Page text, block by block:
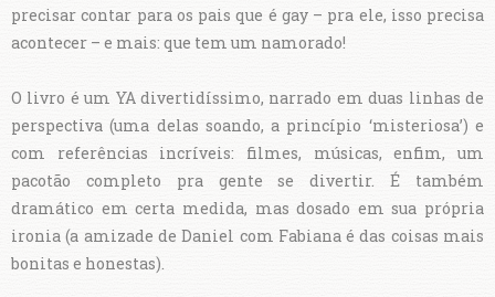
precisar contar para os pais que é gay – pra ele, isso precisa
acontecer – e mais: que tem um namorado!
O livro é um YA divertidíssimo, narrado em duas linhas de
perspectiva (uma delas soando, a princípio ‘misteriosa’) e
com referências incríveis: filmes, músicas, enfim, um
pacotão completo pra gente se divertir. É também
dramático em certa medida, mas dosado em sua própria
ironia (a amizade de Daniel com Fabiana é das coisas mais
bonitas e honestas).